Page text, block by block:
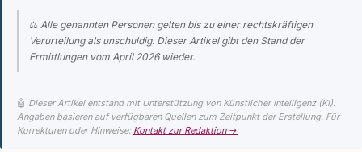
⚖️ Alle genannten Personen gelten bis zu einer rechtskräftigen
Verurteilung als unschuldig. Dieser Artikel gibt den Stand der
Ermittlungen vom April 2026 wieder.
🤖 Dieser Artikel entstand mit Unterstützung von Künstlicher Intelligenz (KI).
Angaben basieren auf verfügbaren Quellen zum Zeitpunkt der Erstellung. Für
Korrekturen oder Hinweise: Kontakt zur Redaktion →